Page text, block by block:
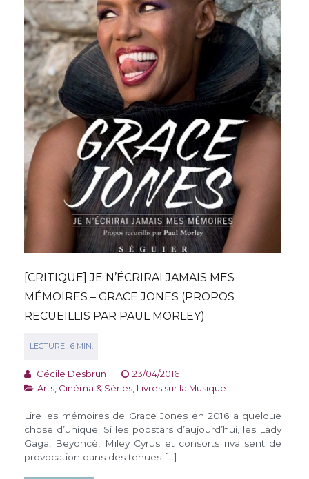
[CRITIQUE] JE N’ÉCRIRAI JAMAIS MES
MÉMOIRES – GRACE JONES (PROPOS
RECUEILLIS PAR PAUL MORLEY)
Cécile Desbrun
23/04/2016
Arts, Cinéma & Séries Livres sur la Musique
Lire les mémoires de Grace Jones en 2016 a quelque
chose d’unique. Si les popstars d’aujourd’hui, les Lady
Gaga, Beyoncé, Miley Cyrus et consorts rivalisent de
provocation dans des tenues […]